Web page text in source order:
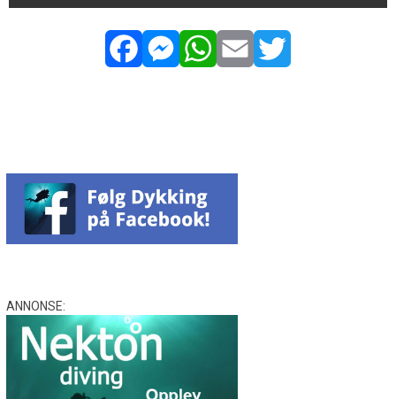
ANNONSE: